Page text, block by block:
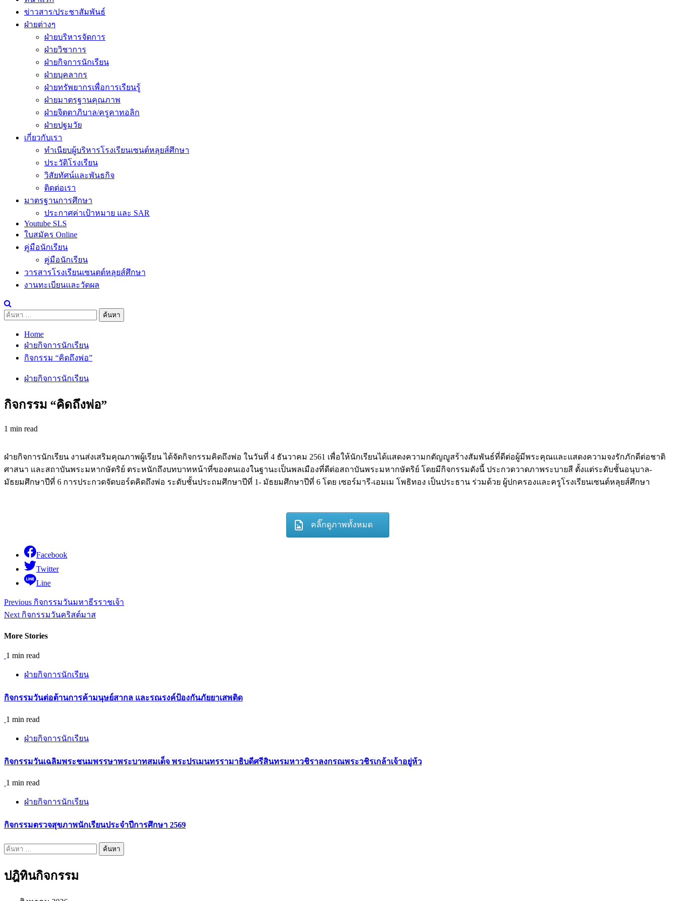
ข่าวสาร/ประชาสัมพันธ์
ฝ่ายต่างๆ
ฝ่ายบริหารจัดการ
ฝ่ายวิชาการ
ฝ่ายกิจการนักเรียน
ฝ่ายบุคลากร
ฝ่ายทรัพยากรเพื่อการเรียนรู้
ฝ่ายมาตรฐานคุณภาพ
ฝ่ายจิตตาภิบาล/ครูคาทอลิก
ฝ่ายปฐมวัย
เกี่ยวกับเรา
ทำเนียบผู้บริหารโรงเรียนเซนต์หลุยส์ศึกษา
ประวัติโรงเรียน
วิสัยทัศน์และพันธกิจ
ติดต่อเรา
มาตรฐานการศึกษา
ประกาศค่าเป้าหมาย และ SAR
Youtube SLS
ใบสมัคร Online
คู่มือนักเรียน
คู่มือนักเรียน
วารสารโรงเรียนเซนตต์หลุยส์ศึกษา
งานทะเบียนและวัดผล
ค้นหา
Home
ฝ่ายกิจการนักเรียน
กิจกรรม “คิดถึงพ่อ”
ฝ่ายกิจการนักเรียน
กิจกรรม “คิดถึงพ่อ”
1 min read
ฝ่ายกิจการนักเรียน งานส่งเสริมคุณภาพผู้เรียน ได้จัดกิจกรรมคิดถึงพ่อ ในวันที่ 4 ธันวาคม 2561 เพื่อให้นักเรียนได้แสดงความกตัญญูสร้างสัมพันธ์ที่ดีต่อผู้มีพระคุณและแสดงความจงรักภักดีต่อชาติ
ศาสนา และสถาบันพระมหากษัตริย์ ตระหนักถึงบทบาทหน้าที่ของตนเองในฐานะเป็นพลเมืองที่ดีต่อสถาบันพระมหากษัตริย์ โดยมีกิจกรรมดังนี้ ประกวดวาดภาพระบายสี ตั้งแต่ระดับชั้นอนุบาล-
มัธยมศึกษาปีที่ 6 การประกวดจัดบอร์ดคิดถึงพ่อ ระดับชั้นประถมศึกษาปีที่ 1- มัธยมศึกษาปีที่ 6 โดย เซอร์มารี-เอมเม โพธิทอง เป็นประธาน ร่วมด้วย ผู้ปกครองและครูโรงเรียนเซนต์หลุยส์ศึกษา
คลิ๊กดูภาพทั้งหมด
Facebook
Twitter
Line
Continue
Reading
Previous กิจกรรมวันมหาธีรราชเจ้า
Next กิจกรรมวันคริสต์มาส
More Stories
1 min read
ฝ่ายกิจการนักเรียน
กิจกรรม​วันต่อต้านการค้ามนุษย์สากล และรณรงค์ป้องกันภัยยาเสพติด
1 min read
ฝ่ายกิจการนักเรียน
กิจกรรมวันเฉลิมพระชนมพรรษาพระบาทสมเด็จ พระปรเมนทรรามาธิบดีศรีสินทรมหาวชิราลงกรณพระวชิรเกล้าเจ้าอยู่ห้ว
1 min read
ฝ่ายกิจการนักเรียน
กิจกรรมตรวจสุขภาพนักเรียนประจำปีการศึกษา 2569
ค้นหา
ปฎิทินกิจกรรม